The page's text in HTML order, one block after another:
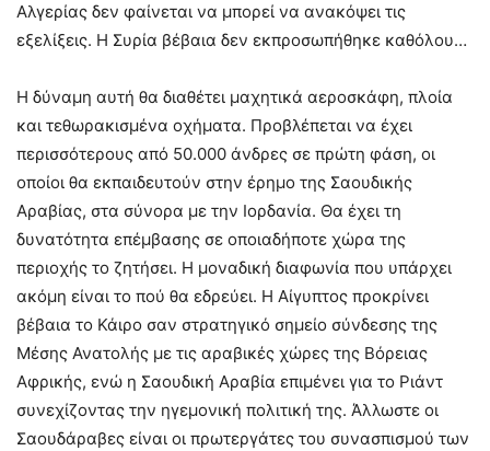
Αλγερίας δεν φαίνεται να μπορεί να ανακόψει τις
εξελίξεις. Η Συρία βέβαια δεν εκπροσωπήθηκε καθόλου…
Η δύναμη αυτή θα διαθέτει μαχητικά αεροσκάφη, πλοία
και τεθωρακισμένα οχήματα. Προβλέπεται να έχει
περισσότερους από 50.000 άνδρες σε πρώτη φάση, οι
οποίοι θα εκπαιδευτούν στην έρημο της Σαουδικής
Αραβίας, στα σύνορα με την Ιορδανία. Θα έχει τη
δυνατότητα επέμβασης σε οποιαδήποτε χώρα της
περιοχής το ζητήσει. Η μοναδική διαφωνία που υπάρχει
ακόμη είναι το πού θα εδρεύει. Η Αίγυπτος προκρίνει
βέβαια το Κάιρο σαν στρατηγικό σημείο σύνδεσης της
Μέσης Ανατολής με τις αραβικές χώρες της Βόρειας
Αφρικής, ενώ η Σαουδική Αραβία επιμένει για το Ριάντ
συνεχίζοντας την ηγεμονική πολιτική της. Άλλωστε οι
Σαουδάραβες είναι οι πρωτεργάτες του συνασπισμού των